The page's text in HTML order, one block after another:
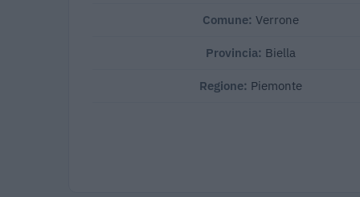
Comune:Verrone
Provincia: Biella
Regione: Piemonte